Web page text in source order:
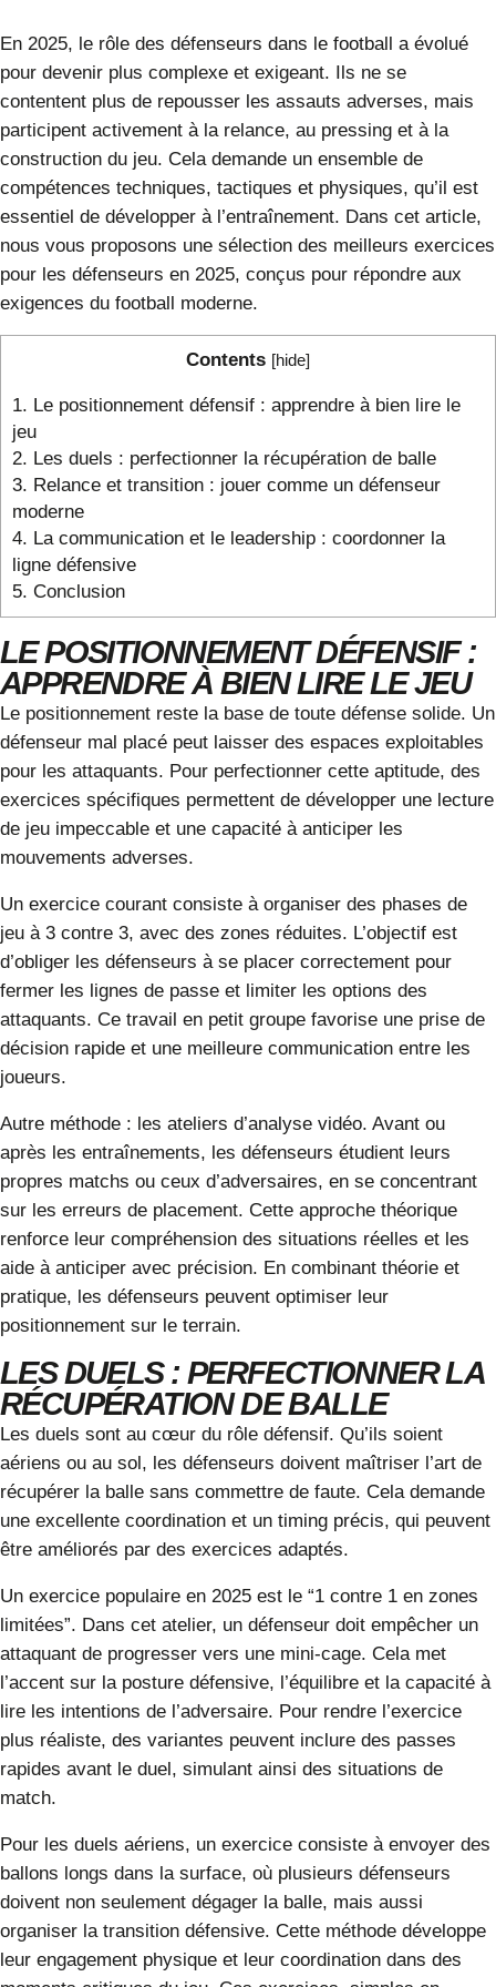
En 2025, le rôle des défenseurs dans le football a évolué
pour devenir plus complexe et exigeant. Ils ne se
contentent plus de repousser les assauts adverses, mais
participent activement à la relance, au pressing et à la
construction du jeu. Cela demande un ensemble de
compétences techniques, tactiques et physiques, qu’il est
essentiel de développer à l’entraînement. Dans cet article,
nous vous proposons une sélection des meilleurs exercices
pour les défenseurs en 2025, conçus pour répondre aux
exigences du football moderne.
Contents [hide]
1. Le positionnement défensif : apprendre à bien lire le
jeu
2. Les duels : perfectionner la récupération de balle
3. Relance et transition : jouer comme un défenseur
moderne
4. La communication et le leadership : coordonner la
ligne défensive
5. Conclusion
LE POSITIONNEMENT DÉFENSIF :
APPRENDRE À BIEN LIRE LE JEU
Le positionnement reste la base de toute défense solide. Un
défenseur mal placé peut laisser des espaces exploitables
pour les attaquants. Pour perfectionner cette aptitude, des
exercices spécifiques permettent de développer une lecture
de jeu impeccable et une capacité à anticiper les
mouvements adverses.
Un exercice courant consiste à organiser des phases de
jeu à 3 contre 3, avec des zones réduites. L’objectif est
d’obliger les défenseurs à se placer correctement pour
fermer les lignes de passe et limiter les options des
attaquants. Ce travail en petit groupe favorise une prise de
décision rapide et une meilleure communication entre les
joueurs.
Autre méthode : les ateliers d’analyse vidéo. Avant ou
après les entraînements, les défenseurs étudient leurs
propres matchs ou ceux d’adversaires, en se concentrant
sur les erreurs de placement. Cette approche théorique
renforce leur compréhension des situations réelles et les
aide à anticiper avec précision. En combinant théorie et
pratique, les défenseurs peuvent optimiser leur
positionnement sur le terrain.
LES DUELS : PERFECTIONNER LA
RÉCUPÉRATION DE BALLE
Les duels sont au cœur du rôle défensif. Qu’ils soient
aériens ou au sol, les défenseurs doivent maîtriser l’art de
récupérer la balle sans commettre de faute. Cela demande
une excellente coordination et un timing précis, qui peuvent
être améliorés par des exercices adaptés.
Un exercice populaire en 2025 est le “1 contre 1 en zones
limitées”. Dans cet atelier, un défenseur doit empêcher un
attaquant de progresser vers une mini-cage. Cela met
l’accent sur la posture défensive, l’équilibre et la capacité à
lire les intentions de l’adversaire. Pour rendre l’exercice
plus réaliste, des variantes peuvent inclure des passes
rapides avant le duel, simulant ainsi des situations de
match.
Pour les duels aériens, un exercice consiste à envoyer des
ballons longs dans la surface, où plusieurs défenseurs
doivent non seulement dégager la balle, mais aussi
organiser la transition défensive. Cette méthode développe
leur engagement physique et leur coordination dans des